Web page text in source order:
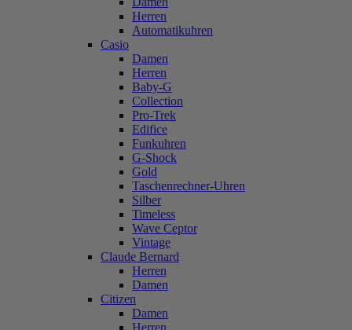
Herren
Automatikuhren
Casio
Damen
Herren
Baby-G
Collection
Pro-Trek
Edifice
Funkuhren
G-Shock
Gold
Taschenrechner-Uhren
Silber
Timeless
Wave Ceptor
Vintage
Claude Bernard
Herren
Damen
Citizen
Damen
Herren